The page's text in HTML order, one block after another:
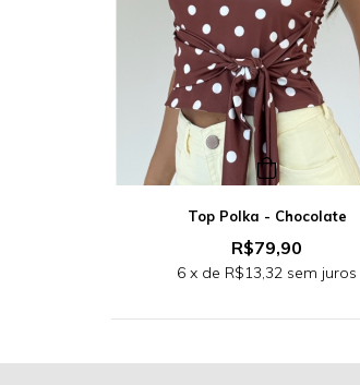
Top Polka - Chocolate
R$79,90
6 x de R$13,32 sem juros